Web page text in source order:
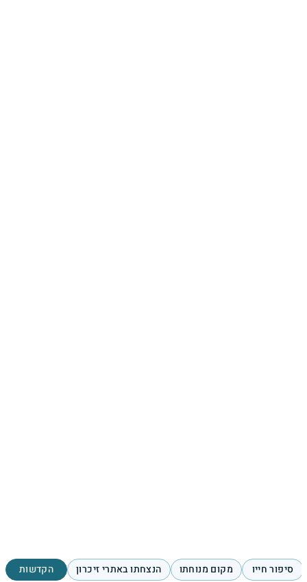
סיפור חייו מקום מנוחתו הנצחתו באתרי זיכרון הקדשות